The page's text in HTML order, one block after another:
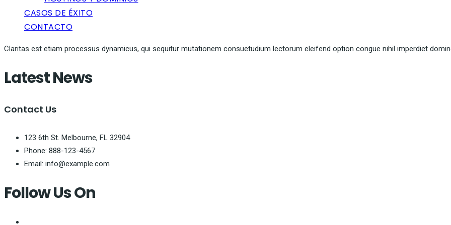
CASOS DE ÉXITO
CONTACTO
Claritas est etiam processus dynamicus, qui sequitur mutationem consuetudium lectorum eleifend option congue nihil imperdiet
Latest News
Contact Us
123 6th St. Melbourne, FL 32904
Phone: 888-123-4567
Email: info@example.com
Follow Us On